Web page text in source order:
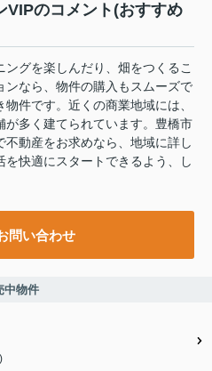
VIPのコメント(おすすめ
グを楽しんだり、畑をつくるこ
ンなら、物件の購入もスムーズで
件です。近くの商業地域には、
多く建てられています。豊橋市
動産をお求めなら、地域に詳し
快適にスタートできるよう、し
問い合わせ
中物件